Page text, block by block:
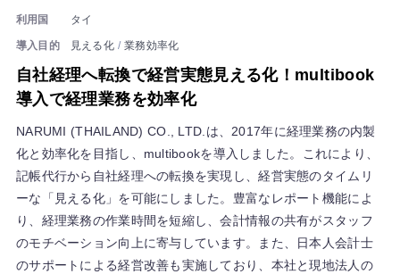
利用国 タイ
導入目的 見える化 業務効率化
自社経理へ転換で経営実態見える化！multibook
導入で経理業務を効率化
NARUMI (THAILAND) CO., LTD.は、2017年に経理業務の内製
化と効率化を目指し、multibookを導入しました。これにより、
記帳代行から自社経理への転換を実現し、経営実態のタイムリ
ーな「見える化」を可能にしました。豊富なレポート機能によ
り、経理業務の作業時間を短縮し、会計情報の共有がスタッフ
のモチベーション向上に寄与しています。また、日本人会計士
のサポートによる経営改善も実施しており、本社と現地法人の